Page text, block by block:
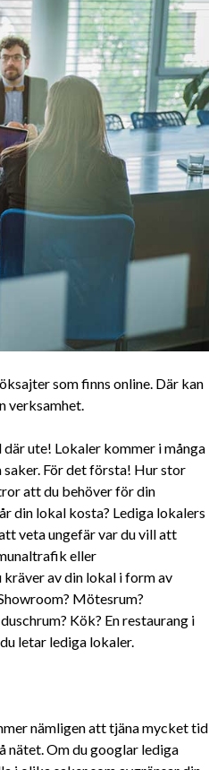
som finns online. Där kan
verksamhet.
ute! Lokaler kommer i många
För det första! Hur stor
att du behöver för din
din lokal kosta? Lediga lokalers
veta ungefär var du vill att
eller
av din lokal i form av
Mötesrum?
Kök? En restaurang i
letar lediga lokaler.
nämligen att tjäna mycket tid
nätet. Om du googlar lediga